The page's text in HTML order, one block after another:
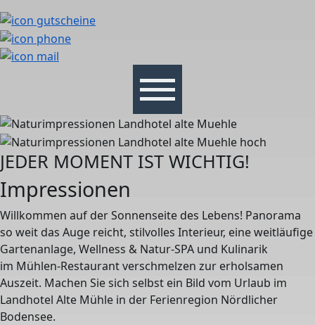
JEDER MOMENT IST WICHTIG!
Impressionen
Willkommen auf der Sonnenseite des Lebens! Panorama
so weit das Auge reicht, stilvolles Interieur, eine weitläufige
Gartenanlage, Wellness & Natur-SPA und Kulinarik
im Mühlen-Restaurant verschmelzen zur erholsamen
Auszeit. Machen Sie sich selbst ein Bild vom Urlaub im
Landhotel Alte Mühle in der Ferienregion Nördlicher
Bodensee.